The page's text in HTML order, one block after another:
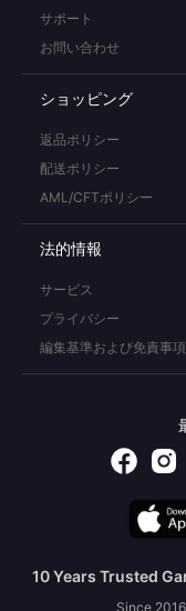
サポート
お問い合わせ
ショッピング
返品ポリシー
配送ポリシー
AML/CFTポリシー
法的情報
サービス
プライバシー
編集基準および免責事項
10 Years Trusted
Since